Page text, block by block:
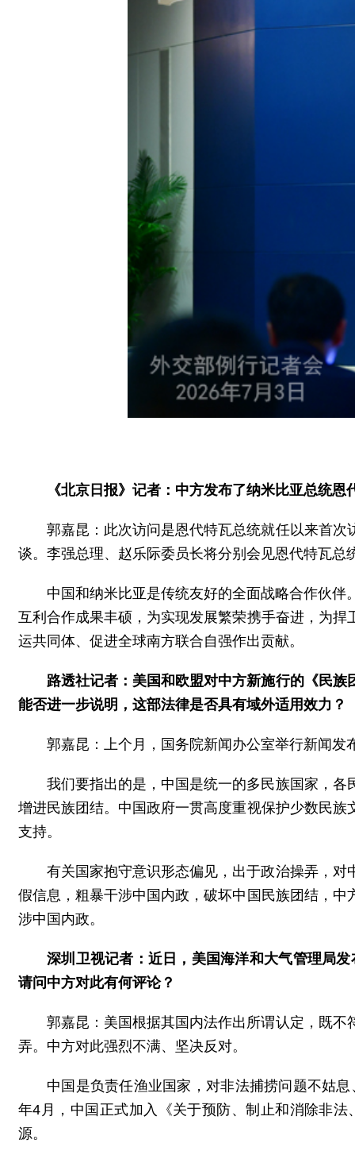
《北京日报》记者：中方发布了纳米比亚总统
郭嘉昆：此次访问是恩代特瓦总统就任以来首
谈。李强总理、赵乐际委员长将分别会见恩代特瓦
中国和纳米比亚是传统友好的全面战略合作伙
互利合作成果丰硕，为实现发展繁荣携手奋进，为
运共同体、促进全球南方联合自强作出贡献。
路透社记者：美国和欧盟对中方新施行的《民
能否进一步说明，这部法律是否具有域外适用效力？
郭嘉昆：上个月，国务院新闻办公室举行新闻
我们要指出的是，中国是统一的多民族国家，
增进民族团结。中国政府一贯高度重视保护少数民
支持。
有关国家抱守意识形态偏见，出于政治操弄，
假信息，粗暴干涉中国内政，破坏中国民族团结，
涉中国内政。
深圳卫视记者：近日，美国海洋和大气管理局
请问中方对此有何评论？
郭嘉昆：美国根据其国内法作出所谓认定，既
弄。中方对此强烈不满、坚决反对。
中国是负责任渔业国家，对非法捕捞问题不姑
年4月，中国正式加入《关于预防、制止和消除非
源。